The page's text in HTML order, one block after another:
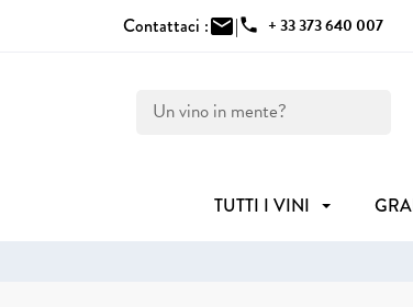
Contattaci :mail|phone + 33 373 640 007
TUTTI I VINI